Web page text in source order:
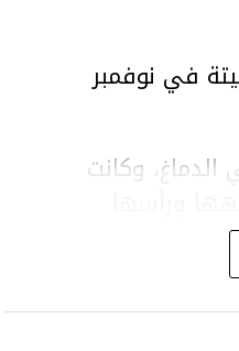
البالغة من العمر 31 عاما، ميتة في نوفمبر
وكانت